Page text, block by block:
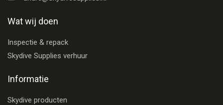
Wat wij doen
Inspectie & repack
Skydive Supplies verhuur
Informatie
Skydive producten